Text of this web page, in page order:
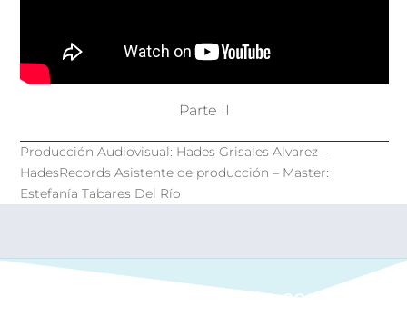
Parte II
Producción Audiovisual: Hades Grisales Alvarez –
HadesRecords Asistente de producción – Master:
Estefanía Tabares Del Río
Ponte en contacto con